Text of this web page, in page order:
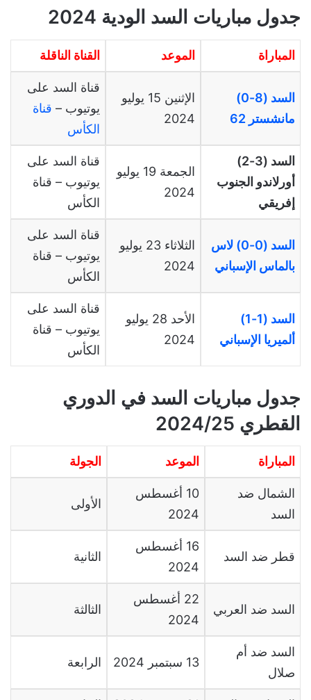
جدول مباريات السد الودية 2024
المباراة الموعد القناة الناقلة
السد (8-0)
مانشستر 62
الإثنين 15 يوليو
2024
قناة السد على
يوتيوب – قناة
الكأس
السد (3-2)
أورلاندو الجنوب
إفريقي
الجمعة 19 يوليو
2024
قناة السد على
يوتيوب – قناة
الكأس
السد (0-0) لاس
بالماس الإسباني
الثلاثاء 23 يوليو
2024
قناة السد على
يوتيوب – قناة
الكأس
السد (1-1)
ألميريا الإسباني
الأحد 28 يوليو
2024
قناة السد على
يوتيوب – قناة
الكأس
جدول مباريات السد في الدوري
القطري 2024/25
المباراة الموعد الجولة
الشمال ضد
السد
10 أغسطس
2024
الأولى
قطر ضد السد
16 أغسطس
2024
الثانية
السد ضد العربي
22 أغسطس
2024
الثالثة
السد ضد أم
صلال
13 سبتمبر 2024 الرابعة